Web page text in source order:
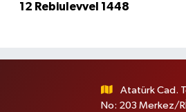
12 Rebiulevvel 1448
Atatürk Cad.
No: 203 Merkez/